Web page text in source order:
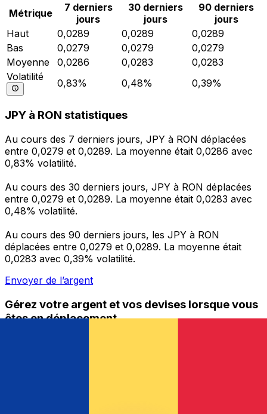
Métrique
7 derniers
jours
30 derniers
jours
90 derniers
jours
Haut
0,0289 0,0289
0,0289
Bas
0,0279 0,0279
0,0279
Moyenne
0,0286 0,0283
0,0283
Volatilité
0,83% 0,48% 0,39%
JPY à RON statistiques
Au cours des 7 derniers jours, JPY à RON déplacées
entre 0,0279 et 0,0289. La moyenne était 0,0286 avec
0,83% volatilité.
Au cours des 30 derniers jours, JPY à RON déplacées
entre 0,0279 et 0,0289. La moyenne était 0,0283 avec
0,48% volatilité.
Au cours des 90 derniers jours, les JPY à RON
déplacées entre 0,0279 et 0,0289. La moyenne était
0,0283 avec 0,39% volatilité.
Envoyer de l’argent
Gérez votre argent et vos devises lorsque vous
êtes en déplacement